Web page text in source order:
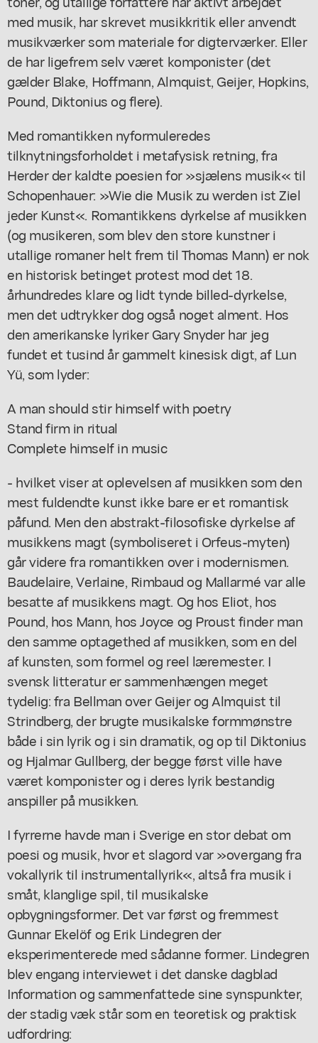
med musik, har skrevet musikkritik eller anvendt
musikværker som materiale for digterværker. Eller
de har ligefrem selv været komponister (det
gælder Blake, Hoffmann, Almquist, Geijer, Hopkins,
Pound, Diktonius og flere).
Med romantikken nyformuleredes
tilknytningsforholdet i metafysisk retning, fra
Herder der kaldte poesien for »sjælens musik« til
Schopenhauer: »Wie die Musik zu werden ist Ziel
jeder Kunst«. Romantikkens dyrkelse af musikken
(og musikeren, som blev den store kunstner i
utallige romaner helt frem til Thomas Mann) er nok
en historisk betinget protest mod det 18.
århundredes klare og lidt tynde billed-dyrkelse,
men det udtrykker dog også noget alment. Hos
den amerikanske lyriker Gary Snyder har jeg
fundet et tusind år gammelt kinesisk digt, af Lun
Yü, som lyder:
A man should stir himself with poetry
Stand firm in ritual
Complete himself in music
- hvilket viser at oplevelsen af musikken som den
mest fuldendte kunst ikke bare er et romantisk
påfund. Men den abstrakt-filosofiske dyrkelse af
musikkens magt (symboliseret i Orfeus-myten)
går videre fra romantikken over i modernismen.
Baudelaire, Verlaine, Rimbaud og Mallarmé var alle
besatte af musikkens magt. Og hos Eliot, hos
Pound, hos Mann, hos Joyce og Proust finder man
den samme optagethed af musikken, som en del
af kunsten, som formel og reel læremester. I
svensk litteratur er sammenhængen meget
tydelig: fra Bellman over Geijer og Almquist til
Strindberg, der brugte musikalske formmønstre
både i sin lyrik og i sin dramatik, og op til Diktonius
og Hjalmar Gullberg, der begge først ville have
været komponister og i deres lyrik bestandig
anspiller på musikken.
I fyrrerne havde man i Sverige en stor debat om
poesi og musik, hvor et slagord var »overgang fra
vokallyrik til instrumentallyrik«, altså fra musik i
småt, klanglige spil, til musikalske
opbygningsformer. Det var først og fremmest
Gunnar Ekelöf og Erik Lindegren der
eksperimenterede med sådanne former. Lindegren
blev engang interviewet i det danske dagblad
Information og sammenfattede sine synspunkter,
der stadig væk står som en teoretisk og praktisk
udfordring: